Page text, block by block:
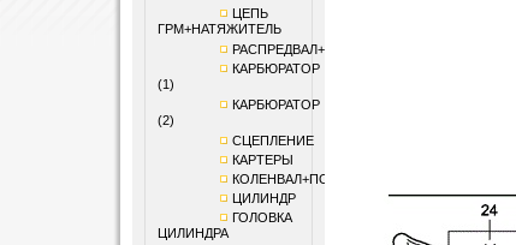
ЦЕПЬ
ГРМ+НАТЯЖИТЕЛЬ
РАСПРЕДВАЛ+КЛАПАНЫ
КАРБЮРАТОР
(1)
КАРБЮРАТОР
(2)
СЦЕПЛЕНИЕ
КАРТЕРЫ
КОЛЕНВАЛ+ПОРШЕНЬ
ЦИЛИНДР
ГОЛОВКА
ЦИЛИНДРА